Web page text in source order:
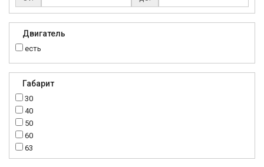
Двигатель
есть
Габарит
30
40
50
60
63
70